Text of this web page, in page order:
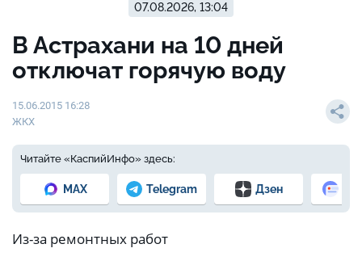
07.08.2026, 13:04
В Астрахани на 10 дней
отключат горячую воду
15.06.2015 16:28
ЖКХ
Читайте «КаспийИнфо» здесь:
MAX Telegram Дзен
Из-за ремонтных работ